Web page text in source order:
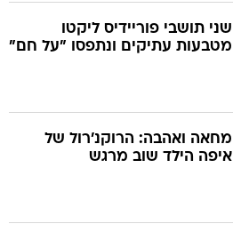
שני תושבי פוריידיס ליקטו
מטבעות עתיקים ונתפסו "על חם"
מחאה ואהבה: הרוקנ'רול של
איפה הילד שוב מרגש